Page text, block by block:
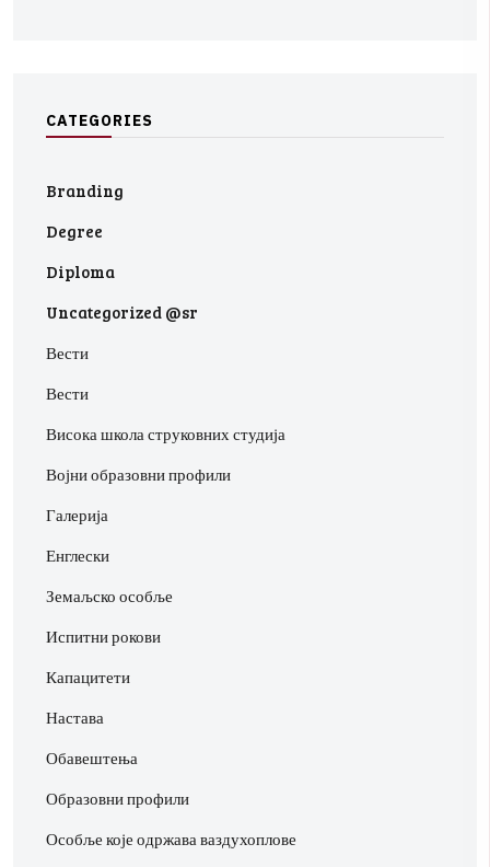
CATEGORIES
Branding
Degree
Diploma
Uncategorized @sr
Вести
Вести
Висока школа струковних студија
Војни образовни профили
Галерија
Енглески
Земаљско особље
Испитни рокови
Капацитети
Настава
Обавештења
Образовни профили
Особље које одржава ваздухоплове